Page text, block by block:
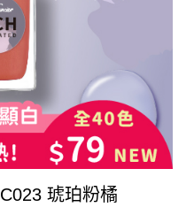
Colour Fancier 指甲油 | C023 琥珀粉橘